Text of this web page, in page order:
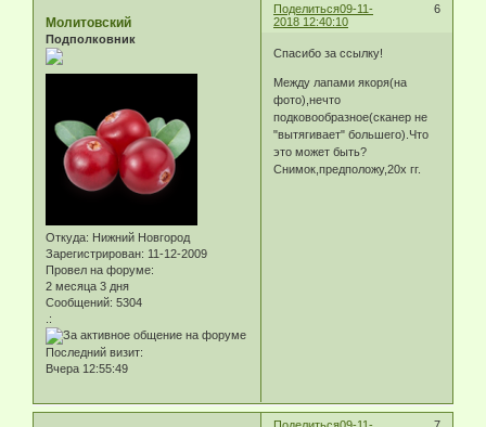
Поделиться 6
09-11-
2018 12:40:10
Молитовский
Подполковник
Откуда: Нижний Новгород
Зарегистрирован: 11-12-2009
Провел на форуме:
2 месяца 3 дня
Сообщений: 5304
.:
Последний визит:
Вчера 12:55:49
Спасибо за ссылку!
Между лапами якоря(на
фото),нечто
подковообразное(сканер не
"вытягивает" большего).Что
это может быть?
Снимок,предположу,20х гг.